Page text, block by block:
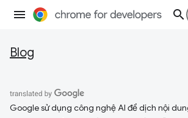
Blog
Google sử dụng công nghệ AI để dịch nội